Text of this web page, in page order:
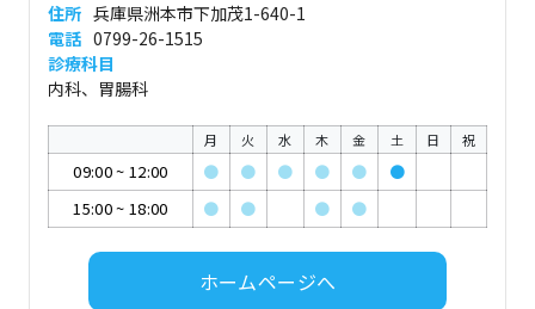
住所 兵庫県洲本市下加茂1-640-1
電話 0799-26-1515
診療科目
内科、胃腸科
月 火 水 木 金 土 日 祝
09:00~ 12:00 ● ● ● ● ●
●
15:00~ 18:00 ● ● ● ●
ホームページへ